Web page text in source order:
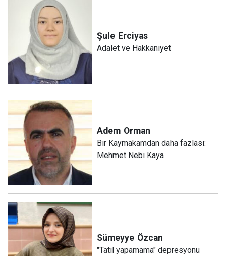
Şule Erciyas
Adalet ve Hakkaniyet
Adem Orman
Bir Kaymakamdan daha fazlası:
Mehmet Nebi Kaya
Sümeyye Özcan
"Tatil yapamama" depresyonu